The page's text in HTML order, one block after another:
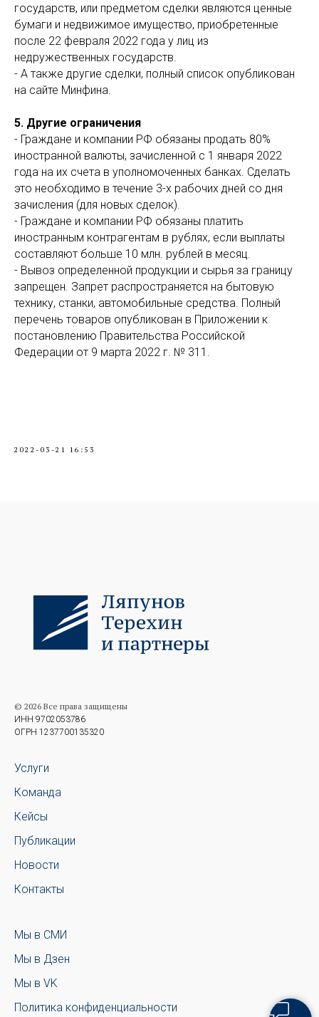
государств, или предметом сделки являются ценные
бумаги и недвижимое имущество, приобретенные
после 22 февраля 2022 года у лиц из
недружественных государств.
- А также другие сделки, полный список опубликован
на сайте Минфина.
5. Другие ограничения
- Граждане и компании РФ обязаны продать 80%
иностранной валюты, зачисленной с 1 января 2022
года на их счета в уполномоченных банках. Сделать
это необходимо в течение 3-х рабочих дней со дня
зачисления (для новых сделок).
- Граждане и компании РФ обязаны платить
иностранным контрагентам в рублях, если выплаты
составляют больше 10 млн. рублей в месяц.
- Вывоз определенной продукции и сырья за границу
запрещен. Запрет распространяется на бытовую
технику, станки, автомобильные средства. Полный
перечень товаров опубликован в Приложении к
постановлению Правительства Российской
Федерации от 9 марта 2022 г. № 311.
2022-03-21 16:53
© 2026 Все права защищены
ИНН 9702053786
ОГРН 1237700135320
Услуги
Команда
Кейсы
Публикации
Новости
Контакты
Мы в СМИ
Мы в Дзен
Мы в VK
Политика конфиденциальности